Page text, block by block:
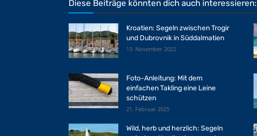
Diese Beiträge könnten dich auch interessieren:
Kroatien: Segeln zwischen Trogir
und Dubrovnik in Süddalmatien
13. November 2022
Foto-Anleitung: Mit dem
einfachen Takling eine Leine
schützen
21. Februar 2025
Wild, herb und herzlich: Segeln